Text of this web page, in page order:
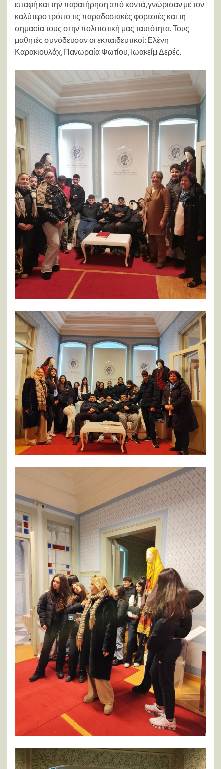
επαφή και την παρατήρηση από κοντά, γνώρισαν με τον
καλύτερο τρόπο τις παραδοσιακές φορεσιές και τη
σημασία τους στην πολιτιστική μας ταυτότητα. Τους
μαθητές συνόδευσαν οι εκπαιδευτικοί: Ελένη
Καρακιουλάχ, Πανωραία Φωτίου, Ιωακείμ Δερές.